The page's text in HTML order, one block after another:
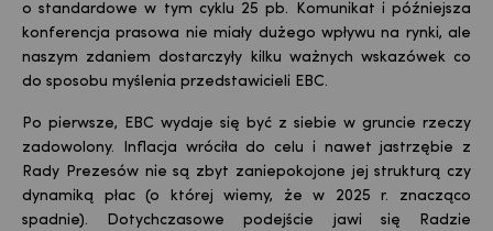
o standardowe w tym cyklu 25 pb. Komunikat i późniejsza
konferencja prasowa nie miały dużego wpływu na rynki, ale
naszym zdaniem dostarczyły kilku ważnych wskazówek co
do sposobu myślenia przedstawicieli EBC.
Po pierwsze, EBC wydaje się być z siebie w gruncie rzeczy
zadowolony. Inflacja wróciła do celu i nawet jastrzębie z
Rady Prezesów nie są zbyt zaniepokojone jej strukturą czy
dynamiką płac (o której wiemy, że w 2025 r. znacząco
spadnie). Dotychczasowe podejście jawi się Radzie